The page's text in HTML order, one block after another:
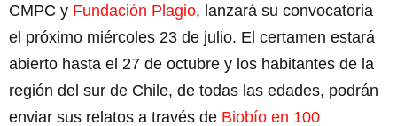
CMPC y Fundación Plagio, lanzará su convocatoria
el próximo miércoles 23 de julio. El certamen estará
abierto hasta el 27 de octubre y los habitantes de la
región del sur de Chile, de todas las edades, podrán
enviar sus relatos a través de Biobío en 100